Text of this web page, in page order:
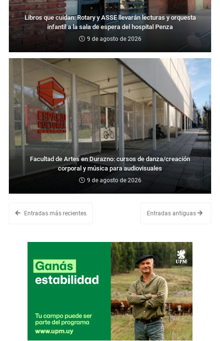
Libros que cuidan: Rotary y ASSE llevarán lecturas y orquesta
infantil a la sala de espera del hospital Penza
9 de agosto de 2026
Facultad de Artes en Durazno: cursos de danza/creación
corporal y música para audiovisuales
9 de agosto de 2026
Entradas más recientes Entradas antiguas